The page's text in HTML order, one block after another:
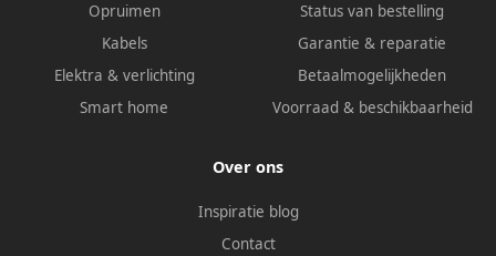
Opruimen
Kabels
Elektra & verlichting
Smart home
Status van bestelling
Garantie & reparatie
Betaalmogelijkheden
Voorraad & beschikbaarheid
Over ons
Inspiratie blog
Contact